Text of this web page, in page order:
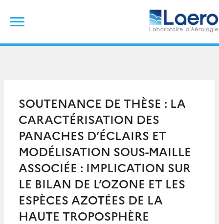
content
SOUTENANCE DE THÈSE : LA
CARACTÉRISATION DES
PANACHES D’ÉCLAIRS ET
MODÉLISATION SOUS-MAILLE
ASSOCIÉE : IMPLICATION SUR
LE BILAN DE L’OZONE ET LES
ESPÈCES AZOTÉES DE LA
HAUTE TROPOSPHÈRE